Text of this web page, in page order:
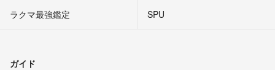
ラクマ最強鑑定
SPU
ガイド